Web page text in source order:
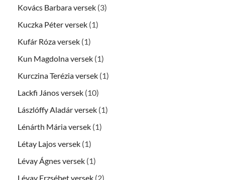
Kovács Barbara versek (3)
Kuczka Péter versek (1)
Kufár Róza versek (1)
Kun Magdolna versek (1)
Kurczina Terézia versek (1)
Lackfi János versek (10)
Lászlóffy Aladár versek (1)
Lénárth Mária versek (1)
Létay Lajos versek (1)
Lévay Ágnes versek (1)
Lévay Erzsébet versek (2)